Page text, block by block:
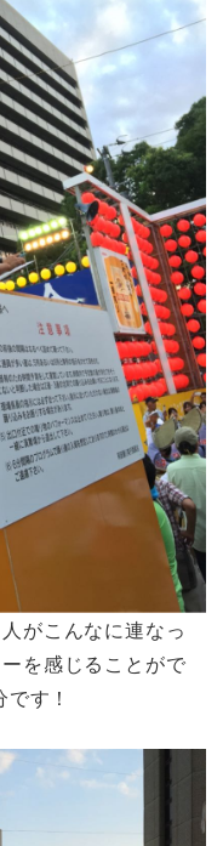
がこんなに連なっ
を感じることがで
す！